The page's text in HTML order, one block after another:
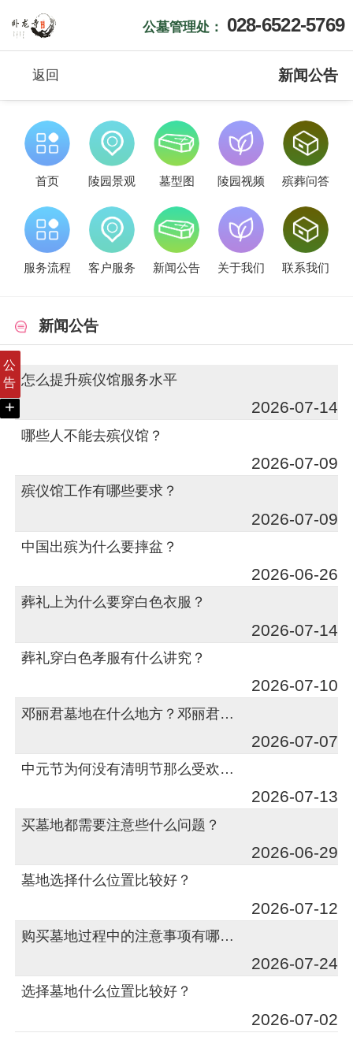
公
告
+
公墓管理处： 028-6522-5769
返回 新闻公告
首页 陵园景观 墓型图 陵园视频 殡葬问答
服务流程 客户服务 新闻公告 关于我们 联系我们
新闻公告
怎么提升殡仪馆服务水平
2026-07-14
哪些人不能去殡仪馆？
2026-07-09
殡仪馆工作有哪些要求？
2026-07-09
中国出殡为什么要摔盆？
2026-06-26
葬礼上为什么要穿白色衣服？
2026-07-14
葬礼穿白色孝服有什么讲究？
2026-07-10
邓丽君墓地在什么地方？邓丽君墓地在哪儿？
2026-07-07
中元节为何没有清明节那么受欢迎？那么流行呢？
2026-07-13
买墓地都需要注意些什么问题？
2026-06-29
墓地选择什么位置比较好？
2026-07-12
购买墓地过程中的注意事项有哪些？
2026-07-24
选择墓地什么位置比较好？
2026-07-02